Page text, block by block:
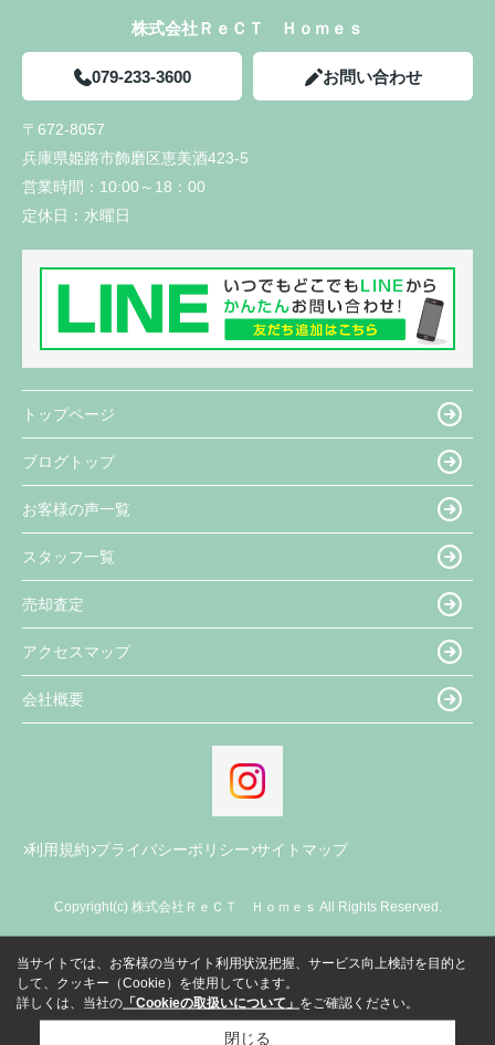
株式会社ＲｅＣＴ Ｈｏｍｅｓ
079-233-3600 お問い合わせ
〒672-8057
兵庫県姫路市飾磨区恵美酒423-5
営業時間： 10:00～18：00
定休日： 水曜日
トップページ
ブログトップ
お客様の声一覧
スタッフ一覧
売却査定
アクセスマップ
会社概要
利用規約 プライバシーポリシー サイトマップ
Copyright(c) 株式会社ＲｅＣＴ Ｈｏｍｅｓ All Rights Reserved.
当サイトでは、お客様の当サイト利用状況把握、サービス向上検討を目的と
して、クッキー（Cookie）を使用しています。
詳しくは、当社の 「Cookieの取扱いについて」 をご確認ください。
閉じる